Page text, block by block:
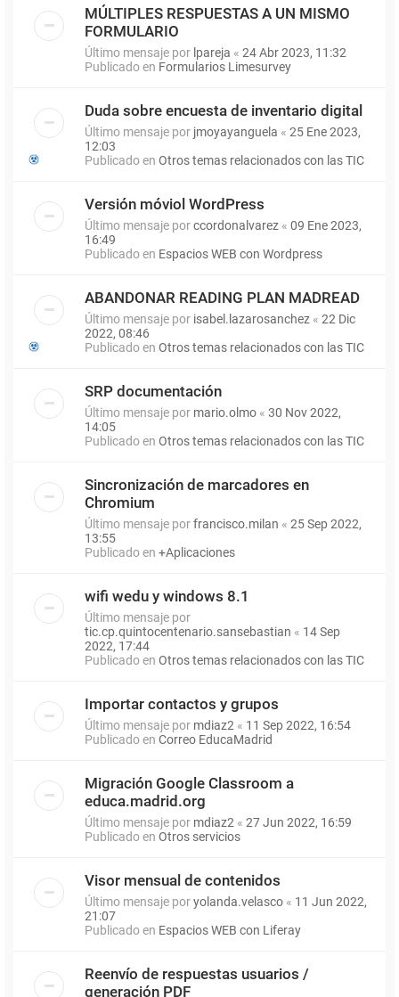
MÚLTIPLES RESPUESTAS A UN MISMO
FORMULARIO
Último mensaje por lpareja « 24 Abr 2023, 11:32
Publicado en Formularios Limesurvey
Duda sobre encuesta de inventario digital
Último mensaje por jmoyayanguela « 25 Ene 2023,
12:03
Publicado en Otros temas relacionados con las TIC
Versión móviol WordPress
Último mensaje porccordonalvarez « 09 Ene 2023,
16:49
Publicado en Espacios WEB con Wordpress
ABANDONAR READING PLAN MADREAD
Último mensaje por isabel.lazarosanchez « 22 Dic
2022, 08:46
Publicado en Otros temas relacionados con las TIC
SRP documentación
Último mensaje por mario.olmo « 30 Nov 2022,
14:05
Publicado en Otros temas relacionados con las TIC
Sincronización de marcadores en
Chromium
Último mensaje porfrancisco.milan « 25 Sep 2022,
13:55
Publicado en +Aplicaciones
wifi wedu y windows 8.1
Último mensaje por
tic.cp.quintocentenario.sansebastian « 14 Sep
2022, 17:44
Publicado en Otros temas relacionados con las TIC
Importar contactos y grupos
Último mensaje por mdiaz2 « 11 Sep 2022, 16:54
Publicado en Correo EducaMadrid
Migración Google Classroom a
educa.madrid.org
Último mensaje por mdiaz2 « 27 Jun 2022, 16:59
Publicado en Otros servicios
Visor mensual de contenidos
Último mensaje poryolanda.velasco « 11 Jun 2022,
21:07
Publicado en Espacios WEB con Liferay
Reenvío de respuestas usuarios /
generación PDF